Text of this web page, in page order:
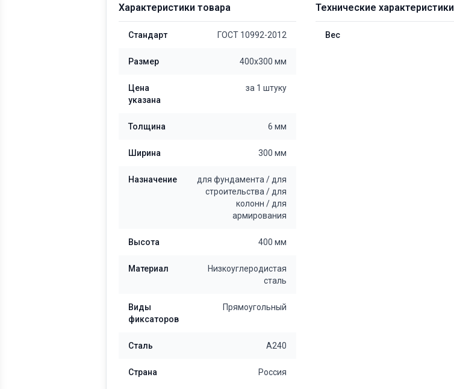
Характеристики товара
Стандарт ГОСТ 10992-2012
Размер 400x300 мм
Цена
указана
за 1 штуку
Толщина 6 мм
Ширина 300 мм
Назначение для фундамента / для
строительства / для
колонн / для
армирования
Высота 400 мм
Материал
Низкоуглеродистая
сталь
Виды
фиксаторов
Прямоугольный
Сталь А240
Страна Россия
Технические характеристики
Вес